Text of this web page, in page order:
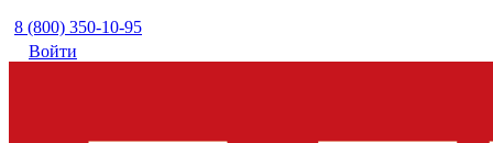
8 (800) 350-10-95
Войти